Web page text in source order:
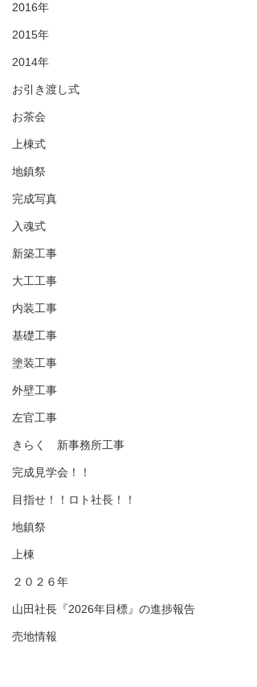
2016年
2015年
2014年
お引き渡し式
お茶会
上棟式
地鎮祭
完成写真
入魂式
新築工事
大工工事
内装工事
基礎工事
塗装工事
外壁工事
左官工事
きらく 新事務所工事
完成見学会！！
目指せ！！ロト社長！！
地鎮祭
上棟
２０２６年
山田社長『2026年目標』の進捗報告
売地情報